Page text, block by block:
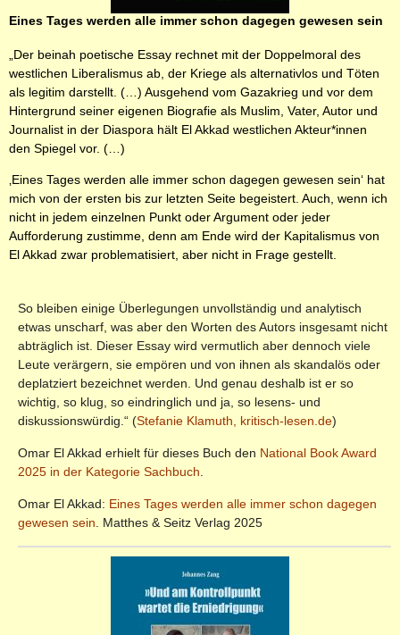
Eines Tages werden alle immer schon dagegen gewesen sein
„Der beinah poetische Essay rechnet mit der Doppelmoral des
westlichen Liberalismus ab, der Kriege als alternativlos und Töten
als legitim darstellt. (…) Ausgehend vom Gazakrieg und vor dem
Hintergrund seiner eigenen Biografie als Muslim, Vater, Autor und
Journalist in der Diaspora hält El Akkad westlichen Akteur*innen
den Spiegel vor. (…)
‚Eines Tages werden alle immer schon dagegen gewesen sein‘ hat
mich von der ersten bis zur letzten Seite begeistert. Auch, wenn ich
nicht in jedem einzelnen Punkt oder Argument oder jeder
Aufforderung zustimme, denn am Ende wird der Kapitalismus von
El Akkad zwar problematisiert, aber nicht in Frage gestellt.
So bleiben einige Überlegungen unvollständig und analytisch
etwas unscharf, was aber den Worten des Autors insgesamt nicht
abträglich ist. Dieser Essay wird vermutlich aber dennoch viele
Leute verärgern, sie empören und von ihnen als skandalös oder
deplatziert bezeichnet werden. Und genau deshalb ist er so
wichtig, so klug, so eindringlich und ja, so lesens- und
diskussionswürdig.“ (Stefanie Klamuth, kritisch-lesen.de)
Omar El Akkad erhielt für dieses Buch den National Book Award
2025 in der Kategorie Sachbuch
Omar El Akkad: Eines Tages werden alle immer schon dagegen
gewesen sein . Matthes & Seitz Verlag 2025